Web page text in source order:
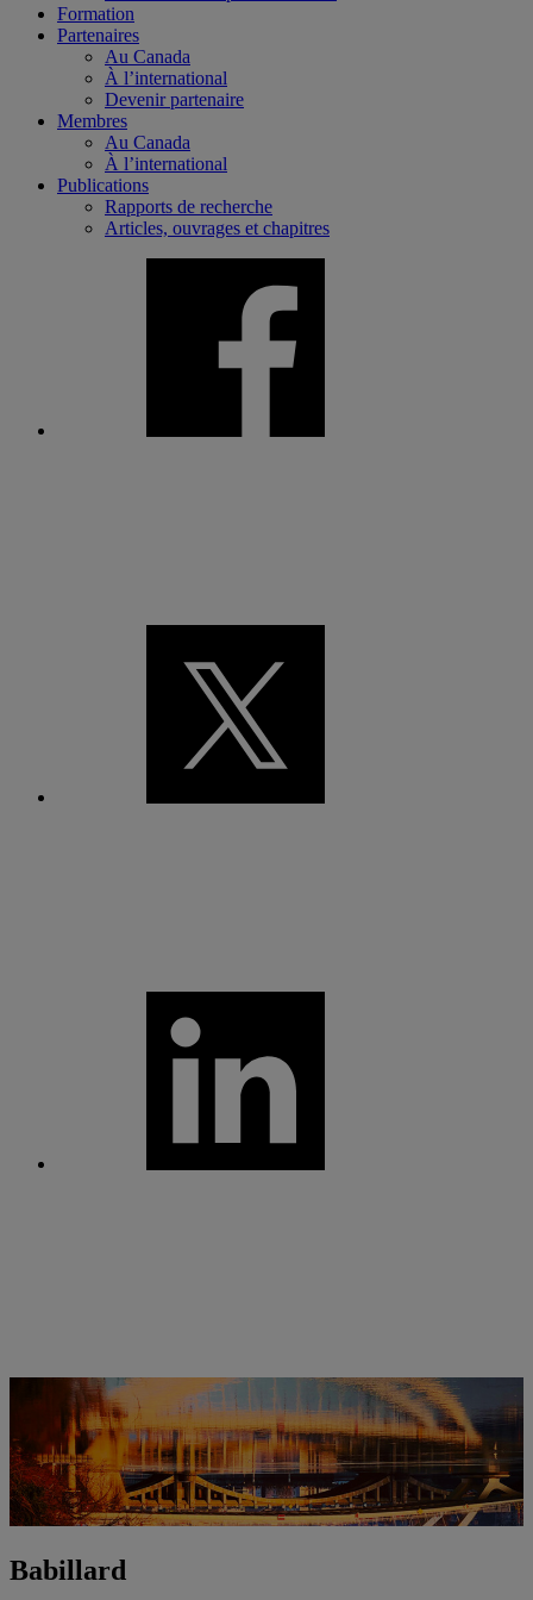
Formation
Partenaires
Au Canada
À l’international
Devenir partenaire
Membres
Au Canada
À l’international
Publications
Rapports de recherche
Articles, ouvrages et chapitres
Babillard